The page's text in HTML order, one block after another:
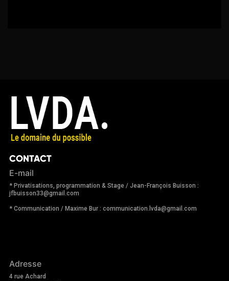
CONTACT
E-mail
* Privatisations, programmation & Stage / Jean-François Buisson :
jfbuisson33@gmail.com
* Communication / Maxime Bur : communication.lvda@gmail.com
Adresse
4 rue Achard